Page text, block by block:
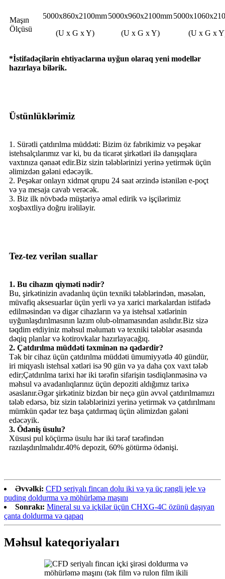
Maşın
Ölçüsü
5000x860x2100mm
(U x G x Y)
5000x960x2100mm
(U x G x Y)
(U x G x
*İstifadəçilərin ehtiyaclarına uyğun olaraq yeni modellər
hazırlaya bilərik.
Üstünlüklərimiz
1. Sürətli çatdırılma müddəti: Bizim öz fabrikimiz və peşəkar
istehsalçılarımız var ki, bu da ticarət şirkətləri ilə danışıqlara
vaxtınıza qənaət edir.Biz sizin tələblərinizi yerinə yetirmək üçün
əlimizdən gələni edəcəyik.
2. Peşəkar onlayn xidmət qrupu 24 saat ərzində istənilən e-poçt
və ya mesaja cavab verəcək.
3. Biz ilk növbədə müştəriyə əməl edirik və işçilərimiz
xoşbəxtliyə doğru irəliləyir.
Tez-tez verilən suallar
1. Bu cihazın qiyməti nədir?
Bu, şirkətinizin avadanlıq üçün texniki tələblərindən, məsələn,
müvafiq aksesuarlar üçün yerli və ya xarici markalardan istifadə
edilməsindən və digər cihazların və ya istehsal xətlərinin
uyğunlaşdırılmasının lazım olub-olmamasından asılıdır.Biz sizə
təqdim etdiyiniz məhsul məlumatı və texniki tələblər əsasında
dəqiq planlar və kotirovkalar hazırlayacağıq.
2. Çatdırılma müddəti təxminən nə qədərdir?
Tək bir cihaz üçün çatdırılma müddəti ümumiyyətlə 40 gündür,
iri miqyaslı istehsal xətləri isə 90 gün və ya daha çox vaxt tələb
edir;Çatdırılma tarixi hər iki tərəfin sifarişin təsdiqlənməsinə və
məhsul və avadanlıqlarınız üçün depoziti aldığımız tarixə
əsaslanır.Əgər şirkətiniz bizdən bir neçə gün əvvəl çatdırılmamızı
tələb edərsə, biz sizin tələblərinizi yerinə yetirmək və çatdırılmanı
mümkün qədər tez başa çatdırmaq üçün əlimizdən gələni
edəcəyik.
3. Ödəniş üsulu?
Xüsusi pul köçürmə üsulu hər iki tərəf tərəfindən
razılaşdırılmalıdır.40% depozit, 60% götürmə ödənişi.
Əvvəlki: CFD seriyalı fincan dolu iki və ya üç rəngli jele və
puding doldurma və möhürləmə maşını
Sonrakı: Mineral su və içkilər üçün CHXG-4C özünü daşıyan
çanta doldurma və qapaq
Məhsul kateqoriyaları